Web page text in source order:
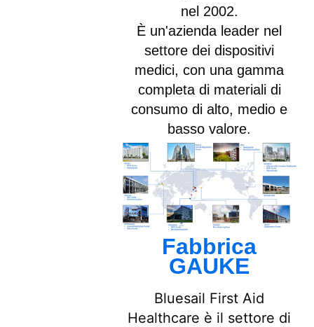
nel 2002.
È un'azienda leader nel
settore dei dispositivi
medici, con una gamma
completa di materiali di
consumo di alto, medio e
basso valore.
Fabbrica
GAUKE
Bluesail First Aid
Healthcare è il settore di